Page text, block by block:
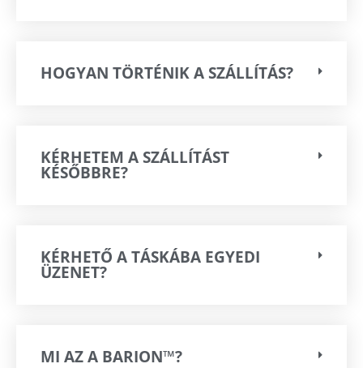
HOGYAN TÖRTÉNIK A SZÁLLÍTÁS?
KÉRHETEM A SZÁLLÍTÁST
KÉSŐBBRE?
KÉRHETŐ A TÁSKÁBA EGYEDI
ÜZENET?
MI AZ A BARION™?